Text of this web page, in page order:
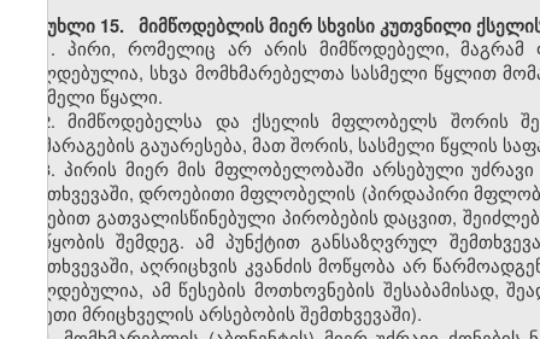
მუხლი 15. მიმწოდებლის მიერ სხვისი კუთვნილი
1. პირი, რომელიც არ არის მიმწოდებელი,
ვალდებულია, სხვა მომხმარებელთა სასმელი წყლით
სასმელი წყალი.
2. მიმწოდებელსა და ქსელის მფლობელს შორის
მომარაგების გაუარესება, მათ შორის, სასმელი წყლის
3. პირის მიერ მის მფლობელობაში არსებული
შემთხვევაში, დროებითი მფლობელის (პირდაპირი
წესებით გათვალისწინებული პირობების დაცვით,
მოწყობის შემდეგ. ამ პუნქტით განსაზღვრულ
შემთხვევაში, აღრიცხვის კვანძის მოწყობა არ
ვალდებულია, ამ წესების მოთხოვნების შესაბამისად,
(ასეთი მრიცხველის არსებობის შემთხვევაში).